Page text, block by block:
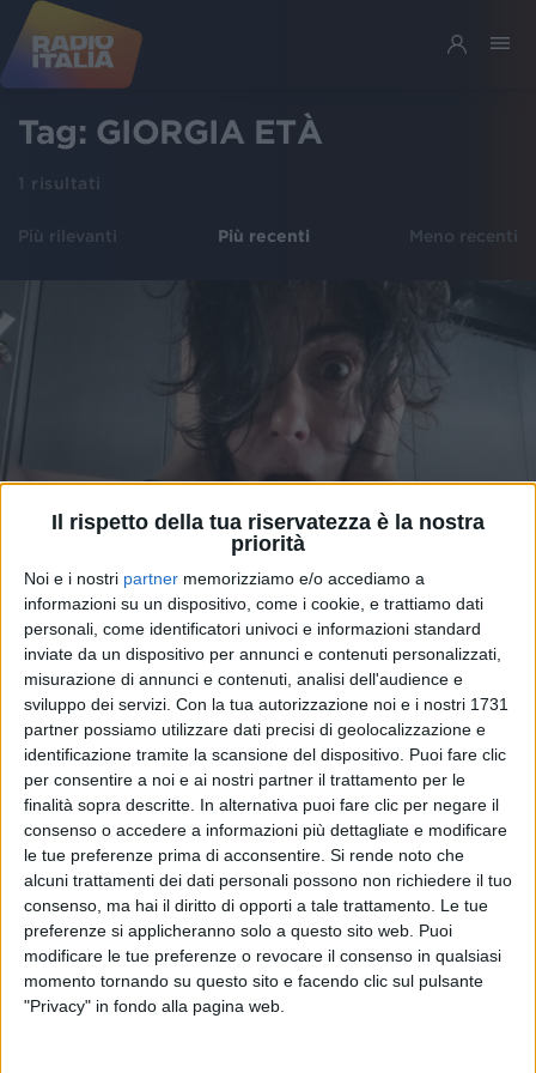
Il rispetto della tua riservatezza è la nostra
priorità
Noi e i nostri partner memorizziamo e/o accediamo a
informazioni su un dispositivo, come i cookie, e trattiamo dati
personali, come identificatori univoci e informazioni standard
inviate da un dispositivo per annunci e contenuti personalizzati,
misurazione di annunci e contenuti, analisi dell'audience e
sviluppo dei servizi. Con la tua autorizzazione noi e i nostri 1731
partner possiamo utilizzare dati precisi di geolocalizzazione e
identificazione tramite la scansione del dispositivo. Puoi fare clic
per consentire a noi e ai nostri partner il trattamento per le
finalità sopra descritte. In alternativa puoi fare clic per negare il
consenso o accedere a informazioni più dettagliate e modificare
le tue preferenze prima di acconsentire. Si rende noto che
alcuni trattamenti dei dati personali possono non richiedere il tuo
consenso, ma hai il diritto di opporti a tale trattamento. Le tue
preferenze si applicheranno solo a questo sito web. Puoi
modificare le tue preferenze o revocare il consenso in qualsiasi
momento tornando su questo sito e facendo clic sul pulsante
"Privacy" in fondo alla pagina web.
Tag: GIORGIA ETÀ
1 risultati
Più rilevanti Più recenti Meno recenti
26 apr 2020
Buon compleanno Giorgia! La dedica del
compagno Emanuel Lo e di mamma Elsa
“Poi ti svegli e hai 49 anni! Lo voglio dire: a presto
abbracciarci”
Chi siamo Contattaci
Privacy